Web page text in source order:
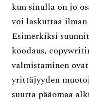
kun sinulla on jo
voi laskuttaa
Esimerkiksi
koodaus,
valmistaminen
yrittäjyyden
suurta pääomaa